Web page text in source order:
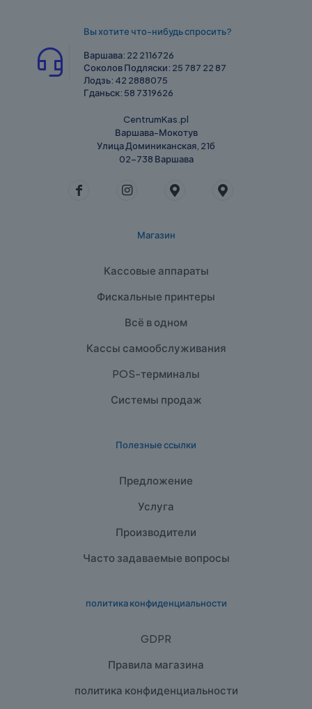
Вы хотите что-нибудь спросить?
Варшава: 22 2116726
Соколов Подляски: 25 787 22 87
Лодзь: 42 2888075
Гданьск: 58 7319626
CentrumKas.pl
Варшава-Мокотув
Улица Доминиканская, 21б
02-738 Варшава
Магазин
Кассовые аппараты
Фискальные принтеры
Всё в одном
Кассы самообслуживания
POS-терминалы
Системы продаж
Полезные ссылки
Предложение
Услуга
Производители
Часто задаваемые вопросы
политика конфиденциальности
GDPR
Правила магазина
политика конфиденциальности